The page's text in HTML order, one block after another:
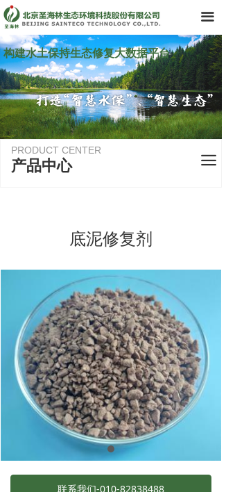
끀
首页
了解我们
领导团队
业务领域
· 咨询设计
· 施工运维
新闻资讯
关于我们
联系我们-010-82838488
底泥修复剂
PRODUCT CENTER
产品中心 끀
构建水土保持生态修复大数据平台